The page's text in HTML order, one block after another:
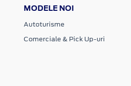
MODELE NOI
Autoturisme
Comerciale & Pick Up-uri